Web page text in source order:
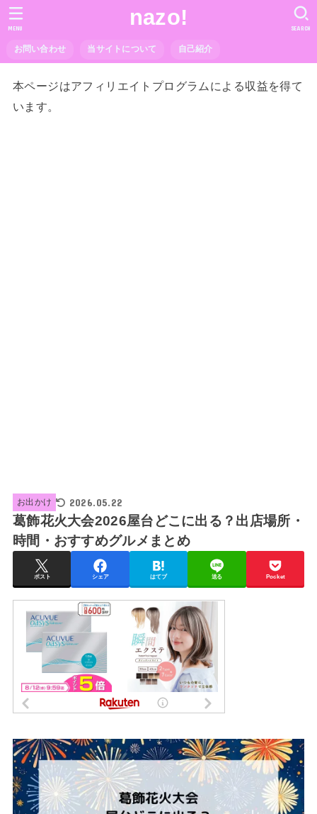
nazo!
お問い合わせ 当サイトについて 自己紹介
SEARCH
MENU
本ページはアフィリエイトプログラムによる収益を得て
います。
お出かけ 2026.05.22
葛飾花火大会2026屋台どこに出る？出店場所・
時間・おすすめグルメまとめ
ポスト シェア はてブ 送る Pocket